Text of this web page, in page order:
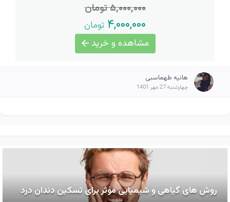
۵,۰۰۰,۰۰۰ تومان
۴,۰۰۰,۰۰۰ تومان
مشاهده و خرید
هانیه طهماسبی
چهارشنبه 27 مهر 1401
روش های گیاهی و شیمیایی موثر برای تسکین دندان درد